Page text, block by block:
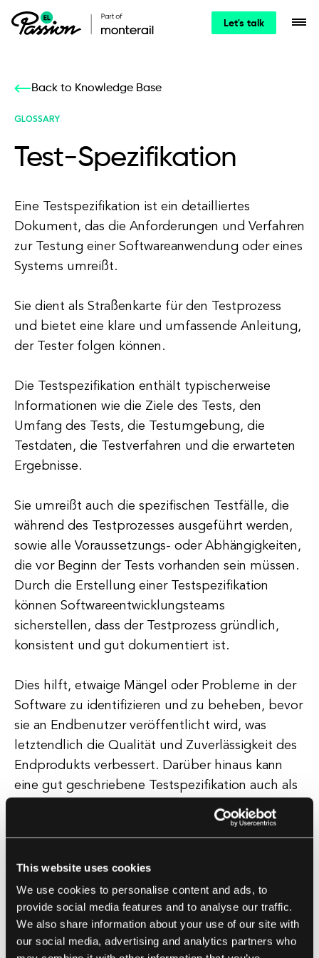
This website uses cookies
We use cookies to personalise content and ads, to
provide social media features and to analyse our traffic.
We also share information about your use of our site with
our social media, advertising and analytics partners who
Let's talk
Back to Knowledge Base
GLOSSARY
Test-Spezifikation
Eine Testspezifikation ist ein detailliertes
Dokument, das die Anforderungen und Verfahren
zur Testung einer Softwareanwendung oder eines
Systems umreißt.
Sie dient als Straßenkarte für den Testprozess
und bietet eine klare und umfassende Anleitung,
der Tester folgen können.
Die Testspezifikation enthält typischerweise
Informationen wie die Ziele des Tests, den
Umfang des Tests, die Testumgebung, die
Testdaten, die Testverfahren und die erwarteten
Ergebnisse.
Sie umreißt auch die spezifischen Testfälle, die
während des Testprozesses ausgeführt werden,
sowie alle Voraussetzungs- oder Abhängigkeiten,
die vor Beginn der Tests vorhanden sein müssen.
Durch die Erstellung einer Testspezifikation
können Softwareentwicklungsteams
sicherstellen, dass der Testprozess gründlich,
konsistent und gut dokumentiert ist.
Dies hilft, etwaige Mängel oder Probleme in der
Software zu identifizieren und zu beheben, bevor
sie an Endbenutzer veröffentlicht wird, was
letztendlich die Qualität und Zuverlässigkeit des
Endprodukts verbessert. Darüber hinaus kann
eine gut geschriebene Testspezifikation auch als
wertvolles Referenzdokument für zukünftige
Testbemühungen dienen, um den Testprozess
Durch die Befolgung der in der Testspezifikation
dargelegten Richtlinien können Tester
sicherstellen, dass alle notwendigen Tests
durchgeführt werden und dass die Software die